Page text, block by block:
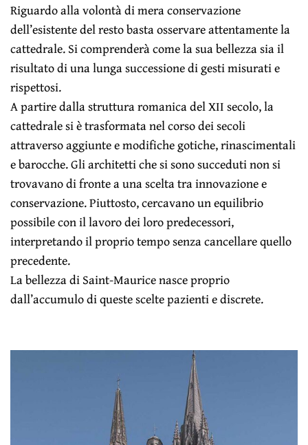
Riguardo alla volontà di mera conservazione
dell’esistente del resto basta osservare attentamente la
cattedrale. Si comprenderà come la sua bellezza sia il
risultato di una lunga successione di gesti misurati e
rispettosi.
A partire dalla struttura romanica del XII secolo, la
cattedrale si è trasformata nel corso dei secoli
attraverso aggiunte e modifiche gotiche, rinascimentali
e barocche. Gli architetti che si sono succeduti non si
trovavano di fronte a una scelta tra innovazione e
conservazione. Piuttosto, cercavano un equilibrio
possibile con il lavoro dei loro predecessori,
interpretando il proprio tempo senza cancellare quello
precedente.
La bellezza di Saint-Maurice nasce proprio
dall’accumulo di queste scelte pazienti e discrete.